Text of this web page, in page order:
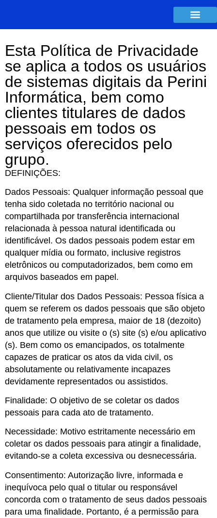
Esta Política de Privacidade
se aplica a todos os usuários
de sistemas digitais da Perini
Informática, bem como
clientes titulares de dados
pessoais em todos os
serviços oferecidos pelo
grupo.
DEFINIÇÕES:
Dados Pessoais: Qualquer informação pessoal que
tenha sido coletada no território nacional ou
compartilhada por transferência internacional
relacionada à pessoa natural identificada ou
identificável. Os dados pessoais podem estar em
qualquer mídia ou formato, inclusive registros
eletrônicos ou computadorizados, bem como em
arquivos baseados em papel.
Cliente/Titular dos Dados Pessoais: Pessoa física a
quem se referem os dados pessoais que são objeto
de tratamento pela empresa, maior de 18 (dezoito)
anos que utilize ou visite o (s) site (s) e/ou aplicativo
(s). Bem como os emancipados, os totalmente
capazes de praticar os atos da vida civil, os
absolutamente ou relativamente incapazes
devidamente representados ou assistidos.
Finalidade: O objetivo de se coletar os dados
pessoais para cada ato de tratamento.
Necessidade: Motivo estritamente necessário em
coletar os dados pessoais para atingir a finalidade,
evitando-se a coleta excessiva ou desnecessária.
Consentimento: Autorização livre, informada e
inequívoca pelo qual o titular ou responsável
concorda com o tratamento de seus dados pessoais
para uma finalidade. Portanto, é a permissão para